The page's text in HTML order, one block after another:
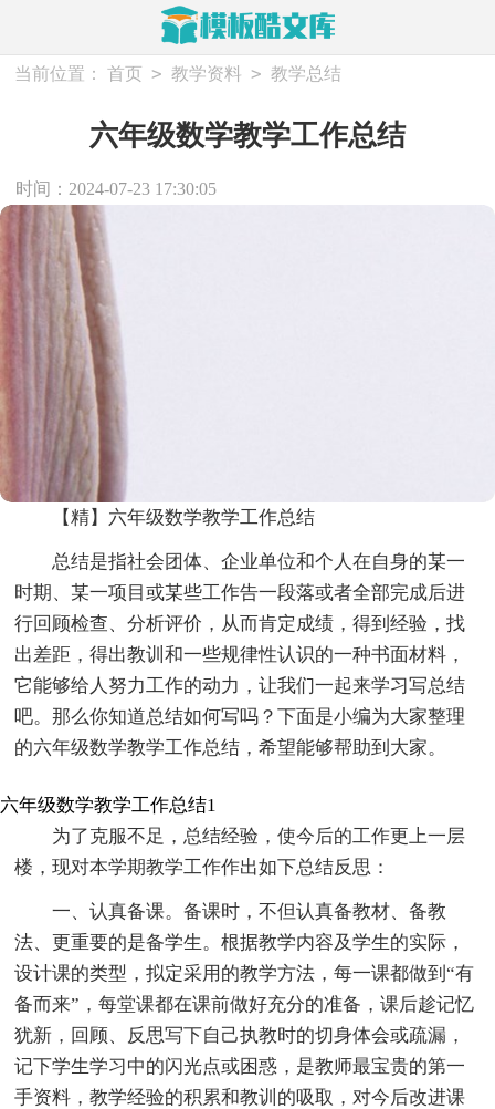
当前位置： 首页 > 教学资料 > 教学总结
六年级数学教学工作总结
时间：2024-07-23 17:30:05
【精】六年级数学教学工作总结
总结是指社会团体、企业单位和个人在自身的某一
时期、某一项目或某些工作告一段落或者全部完成后进
行回顾检查、分析评价，从而肯定成绩，得到经验，找
出差距，得出教训和一些规律性认识的一种书面材料，
它能够给人努力工作的动力，让我们一起来学习写总结
吧。那么你知道总结如何写吗？下面是小编为大家整理
的六年级数学教学工作总结，希望能够帮助到大家。
六年级数学教学工作总结1
为了克服不足，总结经验，使今后的工作更上一层
楼，现对本学期教学工作作出如下总结反思：
一、认真备课。备课时，不但认真备教材、备教
法、更重要的是备学生。根据教学内容及学生的实际，
设计课的类型，拟定采用的教学方法，每一课都做到“有
备而来”，每堂课都在课前做好充分的准备，课后趁记忆
犹新，回顾、反思写下自己执教时的切身体会或疏漏，
记下学生学习中的闪光点或困惑，是教师最宝贵的第一
手资料，教学经验的积累和教训的吸取，对今后改进课